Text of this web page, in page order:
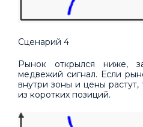
Сценарий 4
Рынок открылся ниже,
медвежий сигнал. Если
внутри зоны и цены
из коротких позиций.